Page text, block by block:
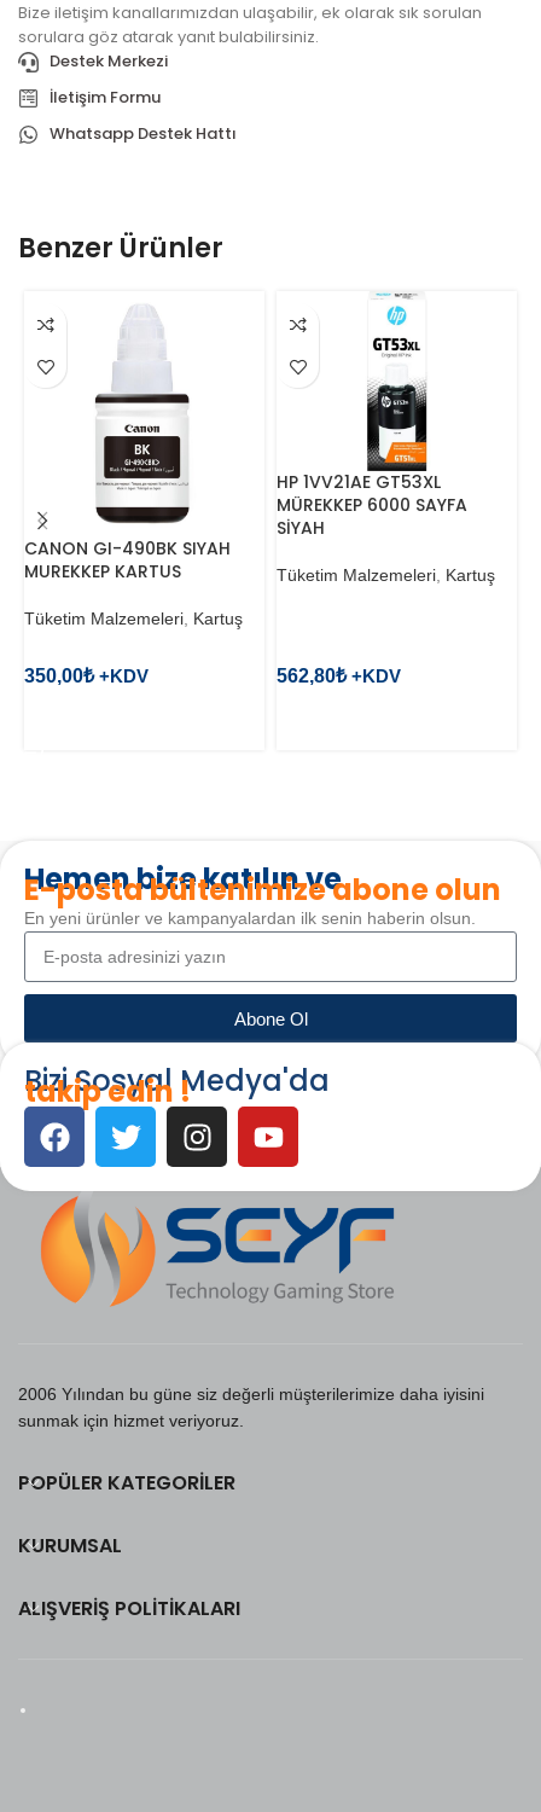
Bize iletişim kanallarımızdan ulaşabilir, ek olarak sık sorulan
sorulara göz atarak yanıt bulabilirsiniz.
Destek Merkezi
İletişim Formu
Whatsapp Destek Hattı
Benzer Ürünler
CANON GI-490BK SIYAH
MUREKKEP KARTUS
Tüketim Malzemeleri, Kartuş
350,00₺
HP 1VV21AE GT53XL
MÜREKKEP 6000 SAYFA
SİYAH
Tüketim Malzemeleri, Kartuş
562,80₺
SEPETE EKLE
Hemen bize katılın ve
E-posta bültenimize abone olun
En yeni ürünler ve kampanyalardan ilk senin haberin olsun.
Abone Ol
Bizi Sosyal Medya'da
takip edin !
2006 Yılından bu güne siz değerli müşterilerimize daha iyisini
sunmak için hizmet veriyoruz.
POPÜLER KATEGORILER
KURUMSAL
ALIŞVERIŞ POLITIKALARI